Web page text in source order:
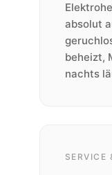
absolut
beheizt,
nachts
SERVICE